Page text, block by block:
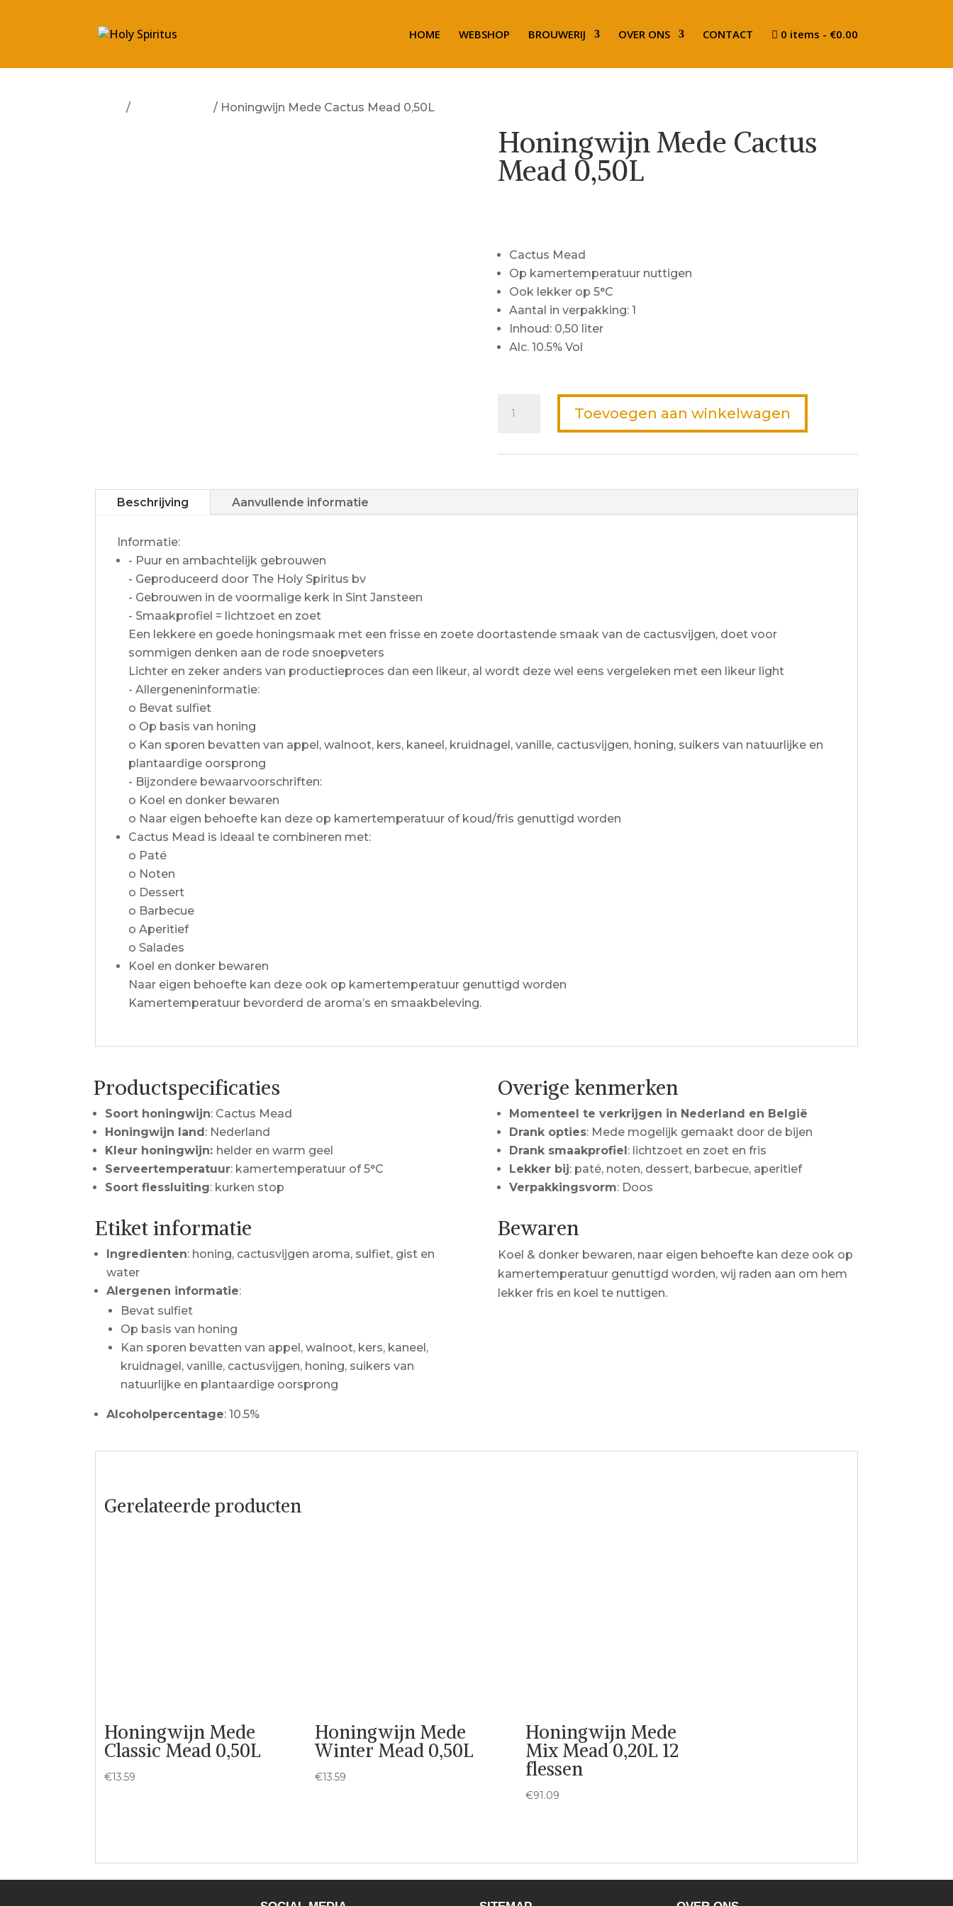
HOME WEBSHOP BROUWERIJ OVER ONS CONTACT 0 items €0.00
/ / Honingwijn Mede Cactus Mead 0,50L
Honingwijn Mede Cactus
Mead 0,50L
Cactus Mead
Op kamertemperatuur nuttigen
Ook lekker op 5°C
Aantal in verpakking: 1
Inhoud: 0,50 liter
Alc. 10.5% Vol
Toevoegen aan winkelwagen
Beschrijving Aanvullende informatie
Informatie:
- Puur en ambachtelijk gebrouwen
- Geproduceerd door The Holy Spiritus bv
- Gebrouwen in de voormalige kerk in Sint Jansteen
- Smaakprofiel = lichtzoet en zoet
Een lekkere en goede honingsmaak met een frisse en zoete doortastende smaak van de cactusvijgen, doet voor
sommigen denken aan de rode snoepveters
Lichter en zeker anders van productieproces dan een likeur, al wordt deze wel eens vergeleken met een likeur light
- Allergeneninformatie:
o Bevat sulfiet
o Op basis van honing
o Kan sporen bevatten van appel, walnoot, kers, kaneel, kruidnagel, vanille, cactusvijgen, honing, suikers van natuurlijke en
plantaardige oorsprong
- Bijzondere bewaarvoorschriften:
o Koel en donker bewaren
o Naar eigen behoefte kan deze op kamertemperatuur of koud/fris genuttigd worden
Cactus Mead is ideaal te combineren met:
o Paté
o Noten
o Dessert
o Barbecue
o Aperitief
o Salades
Koel en donker bewaren
Naar eigen behoefte kan deze ook op kamertemperatuur genuttigd worden
Kamertemperatuur bevorderd de aroma’s en smaakbeleving.
Productspecificaties
Soort honingwijn: Cactus Mead
Honingwijn land : Nederland
Kleur honingwijn: helder en warm geel
Serveertemperatuur: kamertemperatuur of 5°C
Soort flessluiting: kurken stop
Overige kenmerken
Momenteel te verkrijgen in Nederland en België
Drank opties: Mede mogelijk gemaakt door de bijen
Drank smaakprofiel : lichtzoet en zoet en fris
Lekker bij: paté, noten, dessert, barbecue, aperitief
Verpakkingsvorm: Doos
Etiket informatie
Ingredienten: honing, cactusvijgen aroma, sulfiet, gist en
water
Alergenen informatie:
Bevat sulfiet
Op basis van honing
Kan sporen bevatten van appel, walnoot, kers, kaneel,
kruidnagel, vanille, cactusvijgen, honing, suikers van
natuurlijke en plantaardige oorsprong
Alcoholpercentage: 10.5%
Bewaren
Koel & donker bewaren, naar eigen behoefte kan deze ook op
kamertemperatuur genuttigd worden, wij raden aan om hem
lekker fris en koel te nuttigen.
Gerelateerde producten
Honingwijn Mede
Classic Mead 0,50L
€13.59
Honingwijn Mede
Winter Mead 0,50L
€13.59
Honingwijn Mede
Mix Mead 0,20L 12
flessen
€91.09